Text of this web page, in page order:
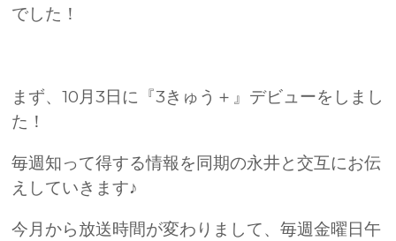
でした！
まず、10月3日に『3きゅう＋』デビューをしまし
た！
毎週知って得する情報を同期の永井と交互にお伝
えしていきます♪
今月から放送時間が変わりまして、毎週金曜日午